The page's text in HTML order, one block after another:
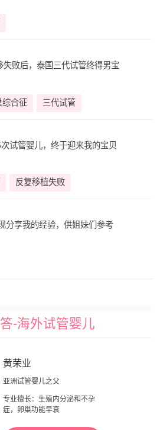
败后，泰国三代试管终得男宝
综合征 三代试管
试管婴儿，终于迎来我的宝贝
反复移植失败
分享我的经验，供姐妹们参考
-海外试管婴儿
黄荣业
亚洲试管婴儿之父
专业擅长：生殖内分泌和不孕
症，卵巢功能早衰